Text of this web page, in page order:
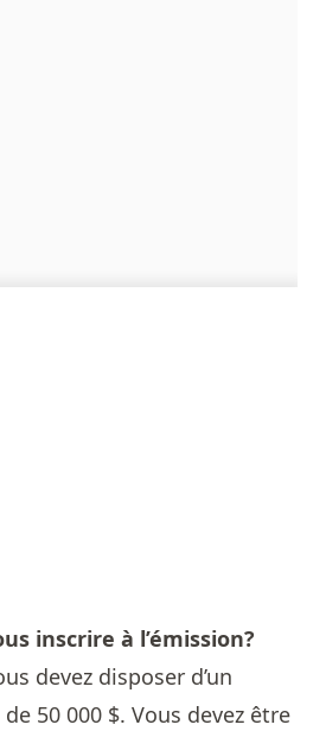
inscrire à l’émission?
devez disposer d’un
50 000 $. Vous devez être